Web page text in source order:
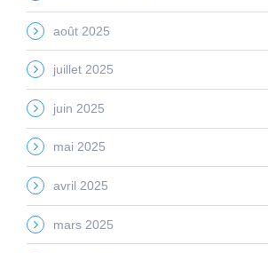
août 2025
juillet 2025
juin 2025
mai 2025
avril 2025
mars 2025